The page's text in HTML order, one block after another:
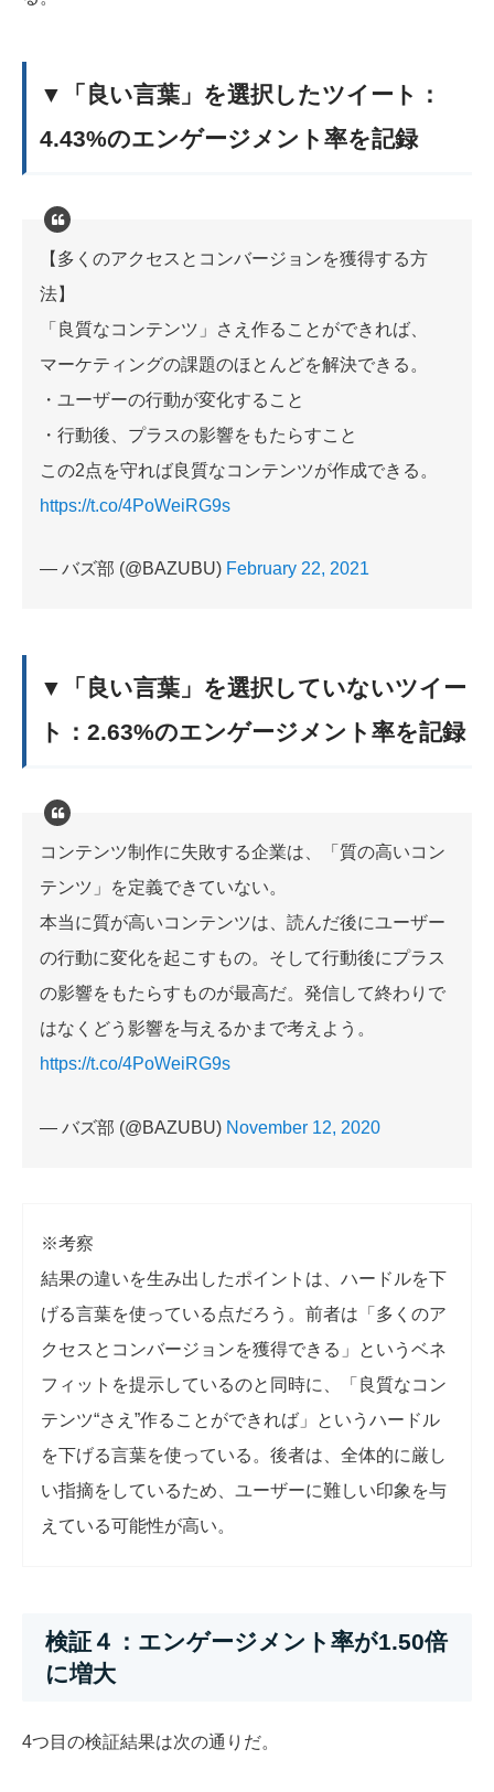
▼「良い言葉」を選択したツイート：
4.43%のエンゲージメント率を記録
【多くのアクセスとコンバージョンを獲得する方
法】
「良質なコンテンツ」さえ作ることができれば、
マーケティングの課題のほとんどを解決できる。
・ユーザーの行動が変化すること
・行動後、プラスの影響をもたらすこと
この2点を守れば良質なコンテンツが作成できる。
https://t.co/4PoWeiRG9s
— バズ部 (@BAZUBU) February 22, 2021
▼「良い言葉」を選択していないツイー
ト：2.63%のエンゲージメント率を記録
コンテンツ制作に失敗する企業は、「質の高いコン
テンツ」を定義できていない。
本当に質が高いコンテンツは、読んだ後にユーザー
の行動に変化を起こすもの。そして行動後にプラス
の影響をもたらすものが最高だ。発信して終わりで
はなくどう影響を与えるかまで考えよう。
https://t.co/4PoWeiRG9s
— バズ部 (@BAZUBU) November 12, 2020
※考察
結果の違いを生み出したポイントは、ハードルを下
げる言葉を使っている点だろう。前者は「多くのア
クセスとコンバージョンを獲得できる」というベネ
フィットを提示しているのと同時に、「良質なコン
テンツ“さえ”作ることができれば」というハードル
を下げる言葉を使っている。後者は、全体的に厳し
い指摘をしているため、ユーザーに難しい印象を与
えている可能性が高い。
検証４：エンゲージメント率が1.50倍
に増大
4つ目の検証結果は次の通りだ。